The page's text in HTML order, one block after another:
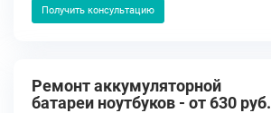
Получить консультацию
Ремонт аккумуляторной
батареи ноутбуков - от 630 руб.